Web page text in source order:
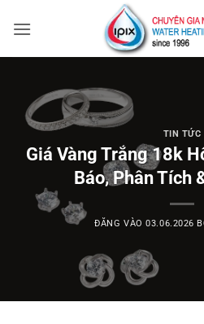
qua
TIN TỨC
Giá Vàng Trắng 18k
Báo, Phân Tích
ĐĂNG VÀO03.06.2026